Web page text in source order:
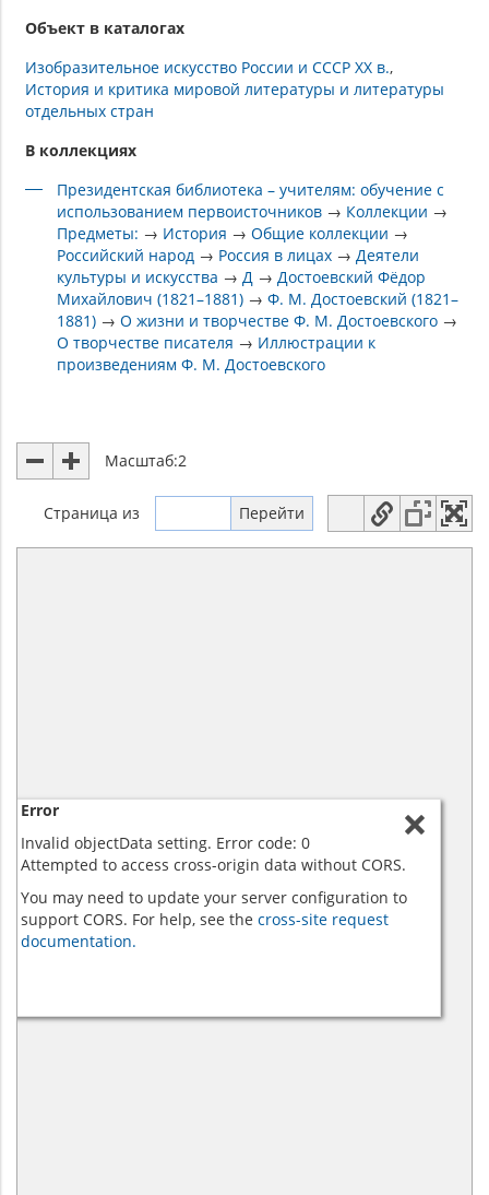
Объект в каталогах
Изобразительное искусство России и СССР XX в.
История и критика мировой литературы и литературы
отдельных стран
В коллекциях
Президентская библиотека – учителям: обучение с
использованием первоисточников → Коллекции →
Предметы: → История →Общие коллекции →
Российский народ → Россия в лицах → Деятели
культуры и искусства → Д → Достоевский Фёдор
Михайлович (1821–1881) →Ф. М. Достоевский (1821–
1881) →О жизни и творчестве Ф. М. Достоевского →
О творчестве писателя → Иллюстрации к
произведениям Ф. М. Достоевского
Масштаб:2
Страница из
Error
Invalid objectData setting. Error code: 0
Attempted to access cross-origin data without CORS.
You may need to update your server configuration to
support CORS. For help, see the cross-site request
documentation.